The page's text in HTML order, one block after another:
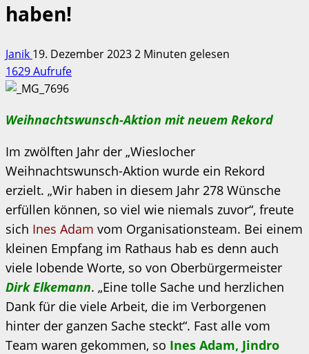
haben!
Janik 19. Dezember 20232 Minuten gelesen
1629 Aufrufe
Weihnachtswunsch-Aktion mit neuem Rekord
Im zwölften Jahr der „Wieslocher
Weihnachtswunsch-Aktion wurde ein Rekord
erzielt. „Wir haben in diesem Jahr 278 Wünsche
erfüllen können, so viel wie niemals zuvor“, freute
sich Ines Adam vom Organisationsteam. Bei einem
kleinen Empfang im Rathaus hab es denn auch
viele lobende Worte, so von Oberbürgermeister
Dirk Elkemann. „Eine tolle Sache und herzlichen
Dank für die viele Arbeit, die im Verborgenen
hinter der ganzen Sache steckt“. Fast alle vom
Team waren gekommen, so Ines Adam, Jindro